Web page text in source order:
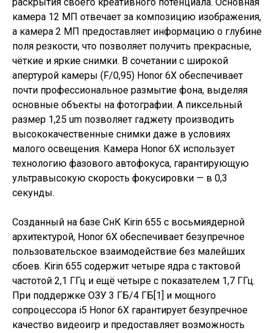
камера 12 МП отвечает за композицию изображения,
а камера 2 МП предоставляет информацию о глубине
поля резкости, что позволяет получить прекрасные,
чёткие и яркие снимки. В сочетании с широкой
апертурой камеры (F/0,95) Honor 6X обеспечивает
почти профессиональное размытие фона, выделяя
основные объекты на фотографии. А пиксельный
размер 1,25 um позволяет гаджету производить
высококачественные снимки даже в условиях
малого освещения. Камера Honor 6X использует
технологию фазового автофокуса, гарантирующую
ультравысокую скорость фокусировки — в 0,3
секунды.
Созданный на базе СнК Kirin 655 с восьмиядерной
архитектурой, Honor 6X обеспечивает безупречное
пользовательское взаимодействие без малейших
сбоев. Kirin 655 содержит четыре ядра с тактовой
частотой 2,1 ГГц и ещё четыре с показателем 1,7 ГГц.
При поддержке ОЗУ 3 ГБ/4 ГБ[1] и мощного
сопроцессора i5 Honor 6X гарантирует безупречное
качество видеоигр и предоставляет возможность